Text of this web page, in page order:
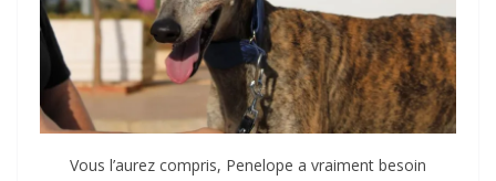
Vous l’aurez compris, Penelope a vraiment besoin